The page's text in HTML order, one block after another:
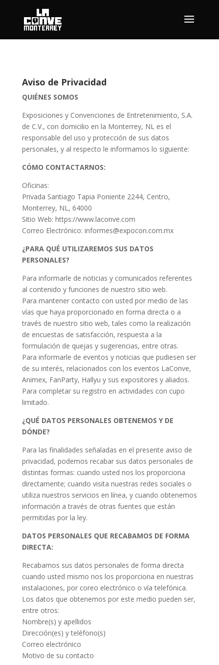
Aviso de Privacidad
QUIÉNES SOMOS
Exposiciones y Convenciones de Entretenimiento, S.A.
de C.V., con domicilio en la Monterrey, NL es el
responsable del uso y protección de sus datos
personales, y al respecto le informamos lo siguiente:
CÓMO CONTACTARNOS:
Oficinas:
Privada Santiago Tapia Poniente 2244, Centro,
Monterrey, NL, 64000
Sitio Web: https://www.laconve.com
Correo Electrónico: informes@expocon.com.mx
¿PARA QUÉ UTILIZAREMOS SUS DATOS
PERSONALES?
Para informarle de noticias y comunicados referentes
al contenido y funciones de nuestro sitio web.
Para mantener contacto con usted por medio de las
vías que haya proporcionado en forma directa o a
través de nuestro sitio web, tales como la realización
de encuestas de satisfacción, respuesta a la
formulación de quejas y sugerencias, entre otras.
Para informarle de eventos y noticias que pudiesen ser
de su interés, relacionados con los eventos LaConve,
Animex, FanParty, Hallyu y sus expositores y aliados.
Para completar su registro en actividades con cupo
limitado.
¿QUÉ DATOS PERSONALES OBTENEMOS Y DE
DÓNDE?
Para las finalidades señaladas en el presente aviso de
privacidad, podemos recabar sus datos personales de
distintas formas: cuando usted nos los proporciona
directamente; cuando visita nuestras redes sociales o
utiliza nuestros servicios en línea, y cuando obtenemos
información a través de otras fuentes que están
permitidas por la ley.
DATOS PERSONALES QUE RECABAMOS DE FORMA
DIRECTA:
Recabamos sus datos personales de forma directa
cuando usted mismo nos los proporciona en nuestras
instalaciones, por coreo electrónico o vía telefónica.
Los datos que obtenemos por este medio pueden ser,
entre otros:
Nombre(s) y apellidos
Dirección(es) y teléfono(s)
Correo electrónico
Motivo de su contacto